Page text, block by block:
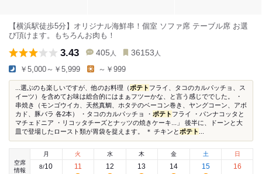
【横浜駅徒歩5分】オリジナル海鮮串！個室 ソファ席 テーブル席 お選
び頂けます。もちろんお肉も！
3.43 405 人 36153 人
￥5,000～￥5,999 ～￥999
...選ぶのも楽しいですが、他のお料理（ ポテト フライ、タコのカルパッチョ、ス
イーツ）を含めてお味は総合的にはまぁフツーかな、と言う感じででした。 ・
串焼き（モンゴウイカ、天然真鯛、ホタテのベーコン巻き、ヤングコーン、アボ
カド、豚バラ 各2本） ・タコのカルパッチョ ・ ポテト フライ ・パンナコッタと
マチェドニア ・リコッタチーズとナッツの焼きケーキ...」 後半に、ドーンと大
皿で登場したロースト類が胃袋を捉えます。 ＊ チキンと ポテト
空席
情報
月
8/10
火
11
水
12
木
13
金
14
土
15
日
16